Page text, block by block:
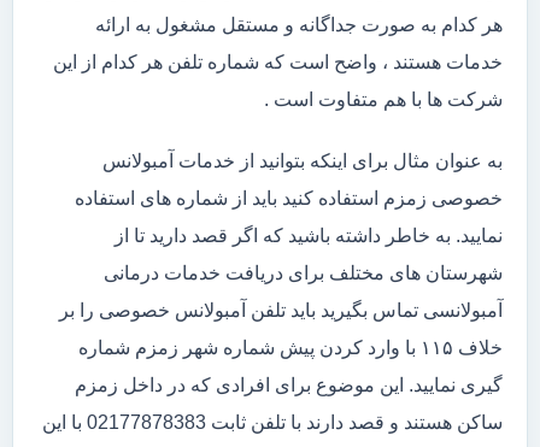
هر کدام به صورت جداگانه و مستقل مشغول به ارائه
خدمات هستند ، واضح است که شماره تلفن هر کدام از این
شرکت ها با هم متفاوت است .
به عنوان مثال برای اینکه بتوانید از خدمات آمبولانس
خصوصی زمزم استفاده کنید باید از شماره های استفاده
نمایید. به خاطر داشته باشید که اگر قصد دارید تا از
شهرستان های مختلف برای دریافت خدمات درمانی
آمبولانسی تماس بگیرید باید تلفن آمبولانس خصوصی را بر
خلاف ۱۱۵ با وارد کردن پیش شماره شهر زمزم شماره
گیری نمایید. این موضوع برای افرادی که در داخل زمزم
ساکن هستند و قصد دارند با تلفن ثابت 02177878383 با این